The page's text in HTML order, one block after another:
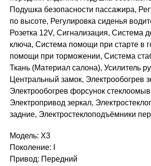
Подушка безопасности пассажира,
по высоте, Регулировка сиденья
Розетка 12V, Сигнализация, Система
ключа, Система помощи при старте в
помощи при торможении, Система
Ткань (Материал салона), Усилитель
Центральный замок, Электрообогрев
Электрообогрев форсунок
Электропривод зеркал,
задние, Электростеклоподъёмники
Модель: X3
Поколение: I
Привод: Передний